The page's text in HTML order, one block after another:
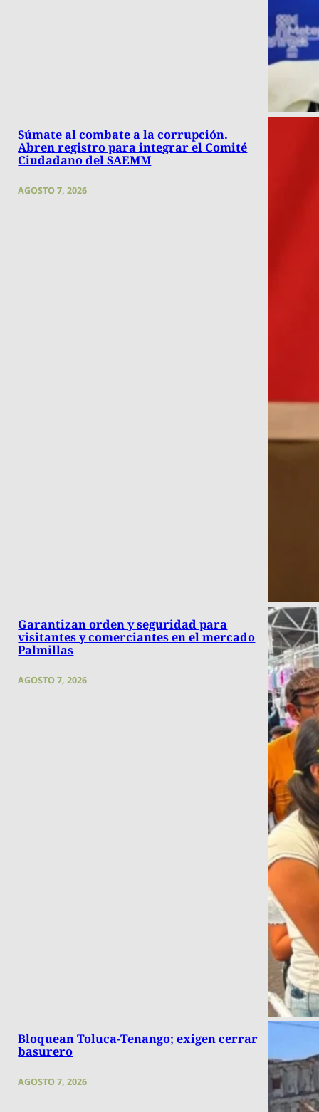
Súmate al combate a la corrupción.
Abren registro para integrar el Comité
Ciudadano del SAEMM
AGOSTO 7, 2026
Garantizan orden y seguridad para
visitantes y comerciantes en el mercado
Palmillas
AGOSTO 7, 2026
Bloquean Toluca-Tenango; exigen cerrar
basurero
AGOSTO 7, 2026